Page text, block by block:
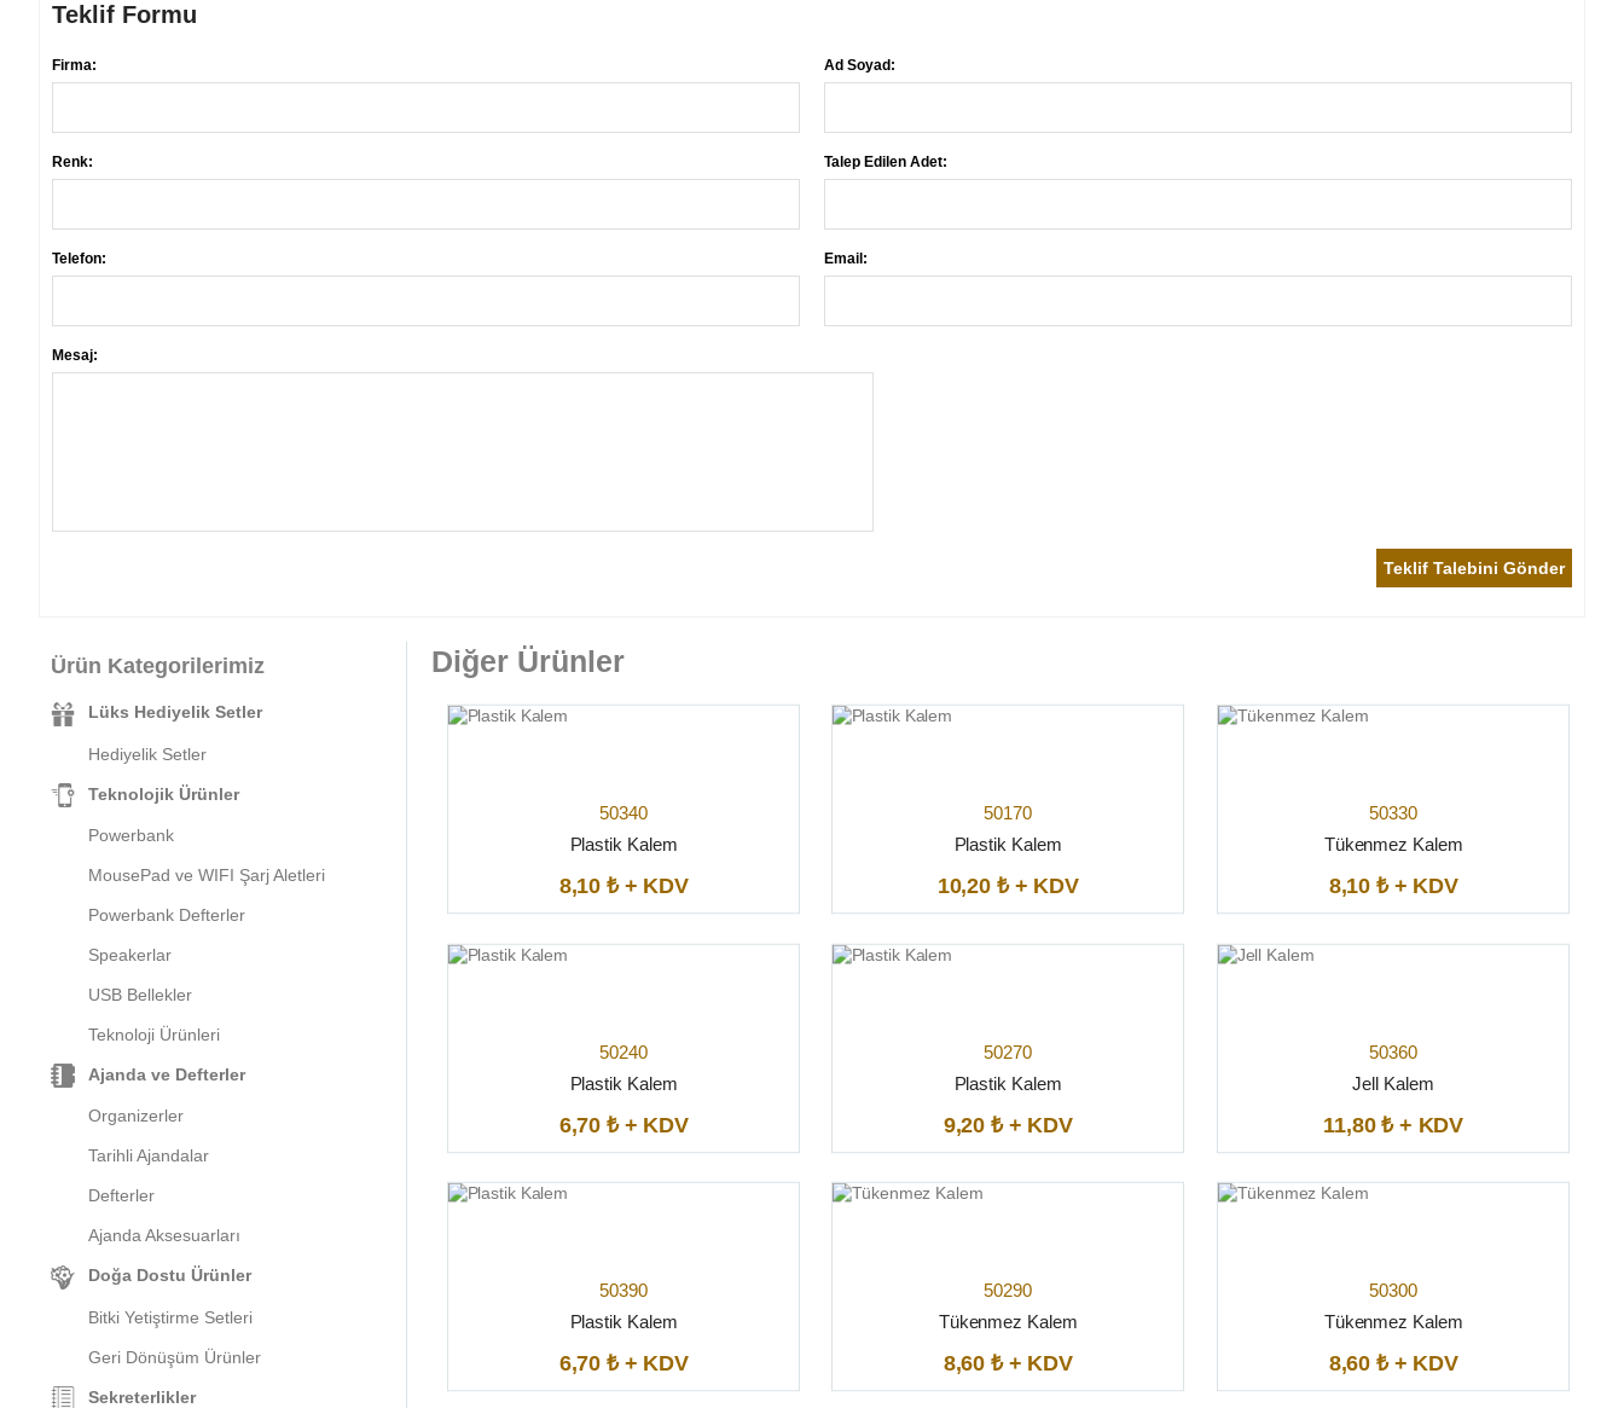
Teklif Formu
Firma: Ad Soyad:
Renk: Talep Edilen Adet:
Telefon: Email:
Mesaj:
Teklif Talebini Gönder
Ürün Kategorilerimiz
Lüks Hediyelik Setler
Hediyelik Setler
Teknolojik Ürünler
Powerbank
MousePad ve WIFI Şarj Aletleri
Powerbank Defterler
Speakerlar
USB Bellekler
Teknoloji Ürünleri
Ajanda ve Defterler
Organizerler
Tarihli Ajandalar
Defterler
Ajanda Aksesuarları
Doğa Dostu Ürünler
Bitki Yetiştirme Setleri
Geri Dönüşüm Ürünler
Sekreterlikler
Diğer Ürünler
50340
Plastik Kalem
8,10 ₺ + KDV
50170
Plastik Kalem
10,20 ₺ + KDV
50330
Tükenmez Kalem
8,10 ₺ + KDV
50240
Plastik Kalem
6,70 ₺ + KDV
50270
Plastik Kalem
9,20 ₺ + KDV
50360
Jell Kalem
11,80 ₺ + KDV
50390
Plastik Kalem
6,70 ₺ + KDV
50290
Tükenmez Kalem
8,60 ₺ + KDV
50300
Tükenmez Kalem
8,60 ₺ + KDV